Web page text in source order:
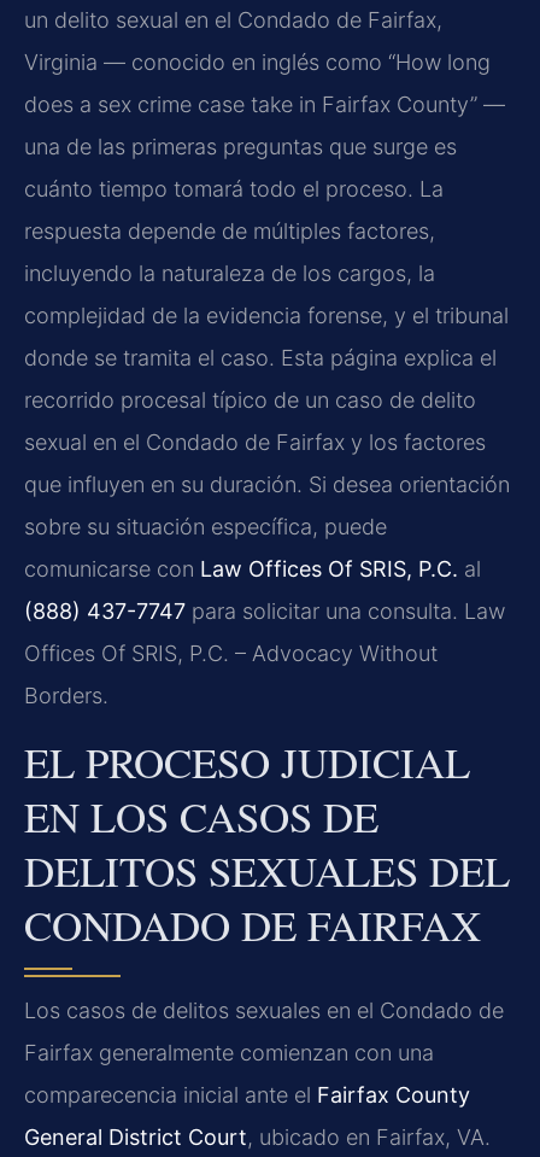
un delito sexual en el Condado de Fairfax,
Virginia — conocido en inglés como “How long
does a sex crime case take in Fairfax County” —
una de las primeras preguntas que surge es
cuánto tiempo tomará todo el proceso. La
respuesta depende de múltiples factores,
incluyendo la naturaleza de los cargos, la
complejidad de la evidencia forense, y el tribunal
donde se tramita el caso. Esta página explica el
recorrido procesal típico de un caso de delito
sexual en el Condado de Fairfax y los factores
que influyen en su duración. Si desea orientación
sobre su situación específica, puede
comunicarse con Law Offices Of SRIS, P.C. al
(888) 437-7747 para solicitar una consulta. Law
Offices Of SRIS, P.C. – Advocacy Without
Borders.
EL PROCESO JUDICIAL
EN LOS CASOS DE
DELITOS SEXUALES DEL
CONDADO DE FAIRFAX
Los casos de delitos sexuales en el Condado de
Fairfax generalmente comienzan con una
comparecencia inicial ante el Fairfax County
General District Court, ubicado en Fairfax, VA.